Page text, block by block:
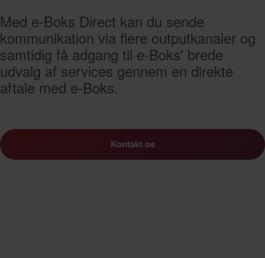
Med e-Boks Direct kan du sende
kommunikation via flere outputkanaler og
samtidig få adgang til e-Boks' brede
udvalg af services gennem en direkte
aftale med e-Boks.
Kontakt os